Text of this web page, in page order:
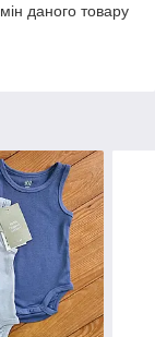
даного товару